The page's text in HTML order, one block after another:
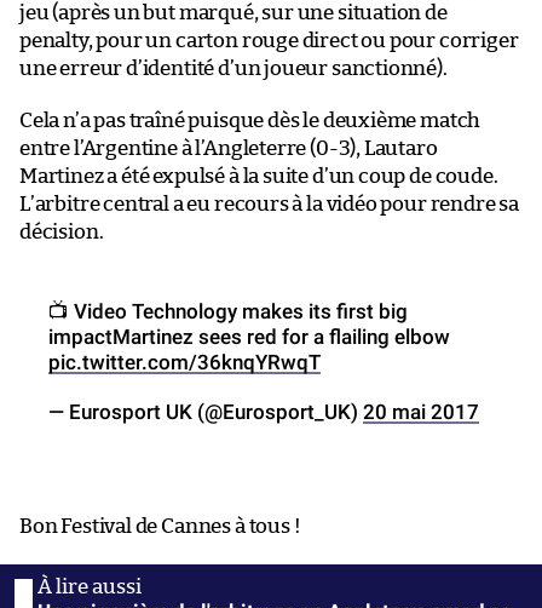
jeu (après un but marqué, sur une situation de
penalty, pour un carton rouge direct ou pour corriger
une erreur d’identité d’un joueur sanctionné).
Cela n’a pas traîné puisque dès le deuxième match
entre l’Argentine à l’Angleterre (0-3), Lautaro
Martinez a été expulsé à la suite d’un coup de coude.
L’arbitre central a eu recours à la vidéo pour rendre sa
décision.
📺 Video Technology makes its first big
impactMartinez sees red for a flailing elbow
pic.twitter.com/36knqYRwqT
— Eurosport UK (@Eurosport_UK) 20 mai 2017
Bon Festival de Cannes à tous !